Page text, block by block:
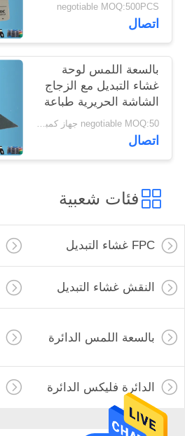
negotiable MOQ:500PCS
اتصال
بالسعة اللمس لوحة
غشاء التبديل مع الزجاج
الشاشة الحريرية طباعة
الشاشة
negotiable MOQ:50 جهاز كمبيوتر شخصى
اتصال
فئات شعبية
FPC غشاء التبديل
النقش غشاء التبديل
بالسعة اللمس الدائرة
الدائرة فليكس الدائرة